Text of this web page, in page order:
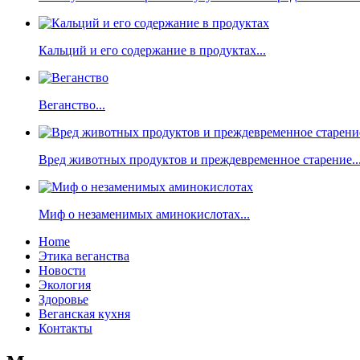
Кальций и его содержание в продуктах...
Веганство...
Вред животных продуктов и преждевременное
Миф о незаменимых аминокислотах...
Home
Этика веганства
Новости
Экология
Здоровье
Веганская кухня
Контакты